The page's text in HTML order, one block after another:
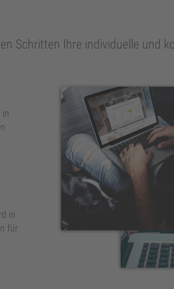
Schritten Ihre individuelle und
in
für